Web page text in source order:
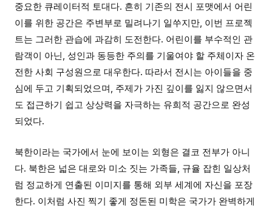
중요한 큐레이터적 토대다. 흔히 기존의 전시 포맷에서 어린
이를 위한 공간은 주변부로 밀려나기 일쑤지만, 이번 프로젝
트는 그러한 관습에 과감히 도전한다. 어린이를 부수적인 관
람객이 아닌, 성인과 동등한 주의를 기울여야 할 주체이자 온
전한 사회 구성원으로 대우한다. 따라서 전시는 아이들을 중
심에 두고 기획되었으며, 주제가 가진 깊이를 잃지 않으면서
도 접근하기 쉽고 상상력을 자극하는 유희적 공간으로 완성
되었다.
북한이라는 국가에서 눈에 보이는 외형은 결코 전부가 아니
다. 북한은 넓은 대로와 미소 짓는 가족들, 규율 잡힌 일상처
럼 정교하게 연출된 이미지를 통해 외부 세계에 자신을 포장
한다. 이처럼 사진 찍기 좋게 정돈된 미학은 국가가 완벽하게